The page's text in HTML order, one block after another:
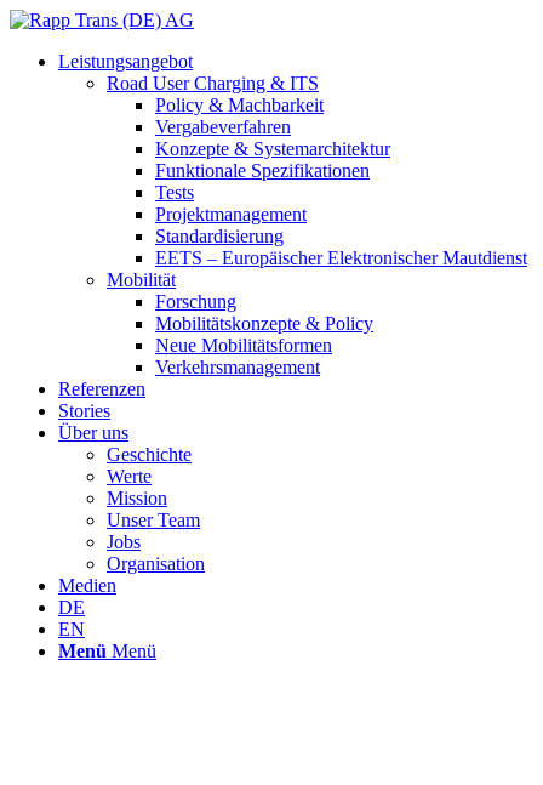
Leistungsangebot
Road User Charging & ITS
Policy & Machbarkeit
Vergabeverfahren
Konzepte & Systemarchitektur
Funktionale Spezifikationen
Tests
Projektmanagement
Standardisierung
EETS – Europäischer Elektronischer Mautdienst
Mobilität
Forschung
Mobilitätskonzepte & Policy
Neue Mobilitätsformen
Verkehrsmanagement
Referenzen
Stories
Über uns
Geschichte
Werte
Mission
Unser Team
Jobs
Organisation
Medien
DE
EN
Menü Menü